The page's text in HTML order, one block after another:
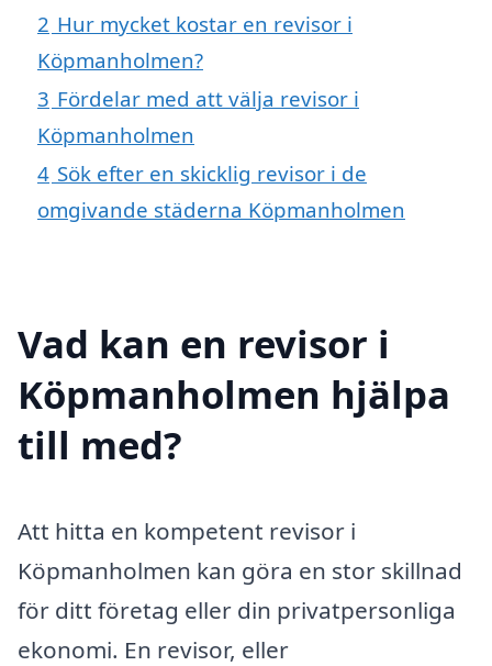
2 Hur mycket kostar en revisor i
Köpmanholmen?
3 Fördelar med att välja revisor i
Köpmanholmen
4 Sök efter en skicklig revisor i de
omgivande städerna Köpmanholmen
Vad kan en revisor i
Köpmanholmen hjälpa
till med?
Att hitta en kompetent revisor i
Köpmanholmen kan göra en stor skillnad
för ditt företag eller din privatpersonliga
ekonomi. En revisor, eller